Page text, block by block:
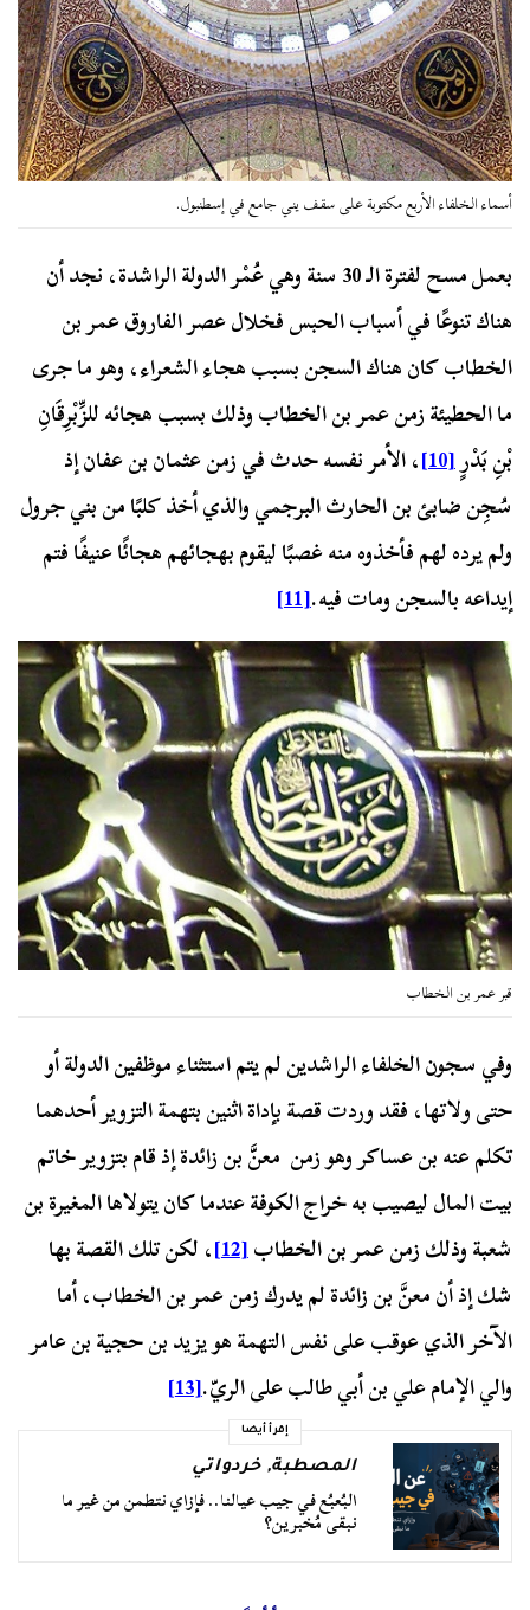
أسماء الخلفاء الأربع مكتوبة على سقف يني جامع في إسطنبول.
بعمل مسح لفترة الـ 30 سنة وهي عُمْر الدولة الراشدة، نجد أن
هناك تنوعًا في أسباب الحبس فخلال عصر الفاروق عمر بن
الخطاب كان هناك السجن بسبب هجاء الشعراء، وهو ما جرى
ما الحطيئة زمن عمر بن الخطاب وذلك بسبب هجائه للزِّبْرِقَانِ
بْنِ بَدْرٍ[10]
، الأمر نفسه حدث في زمن عثمان بن عفان إذ
سُجِن ضابئ بن الحارث البرجمي والذي أخذ كلبًا من بني جرول
ولم يرده لهم فأخذوه منه غصبًا ليقوم بهجائهم هجائًا عنيفًا فتم
إيداعه بالسجن ومات فيه.[11]
قبر عمر بن الخطاب
وفي سجون الخلفاء الراشدين لم يتم استثناء موظفين الدولة أو
حتى ولاتها، فقد وردت قصة بإداة اثنين بتهمة التزوير أحدهما
تكلم عنه بن عساكر وهو زمن معنَّ بن زائدة إذ قام بتزوير خاتم
بيت المال ليصيب به خراج الكوفة عندما كان يتولاها المغيرة بن
شعبة وذلك زمن عمر بن الخطاب[12]
، لكن تلك القصة بها
شك إذ أن معنَّ بن زائدة لم يدرك زمن عمر بن الخطاب، أما
الآخر الذي عوقب على نفس التهمة هو يزيد بن حجية بن عامر
والي الإمام علي بن أبي طالب على الريّ.[13]
إقرأ أيضا
المصطبة,خردواتي
البُعبُع في جيب عيالنا.. فإزاي نتطمن من غير ما
نبقى مُخبرين؟